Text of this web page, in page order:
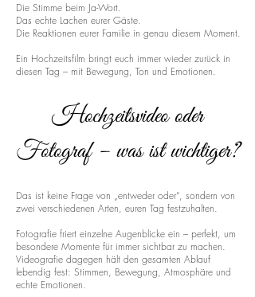
Die Stimme beim Ja-Wort.
Das echte Lachen eurer Gäste.
Die Reaktionen eurer Familie in genau diesem Moment.
Ein Hochzeitsfilm bringt euch immer wieder zurück in
diesen Tag – mit Bewegung, Ton und Emotionen.
Hochzeitsvideo oder
Fotograf – was ist wichtiger?
Das ist keine Frage von „entweder oder“, sondern von
zwei verschiedenen Arten, euren Tag festzuhalten.
Fotografie friert einzelne Augenblicke ein – perfekt, um
besondere Momente für immer sichtbar zu machen.
Videografie dagegen hält den gesamten Ablauf
lebendig fest: Stimmen, Bewegung, Atmosphäre und
echte Emotionen.